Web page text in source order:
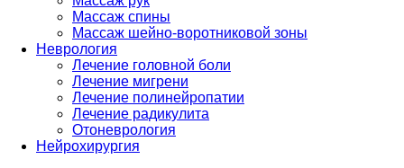
Массаж спины
Массаж шейно-воротниковой зоны
Неврология
Лечение головной боли
Лечение мигрени
Лечение полинейропатии
Лечение радикулита
Отоневрология
Нейрохирургия